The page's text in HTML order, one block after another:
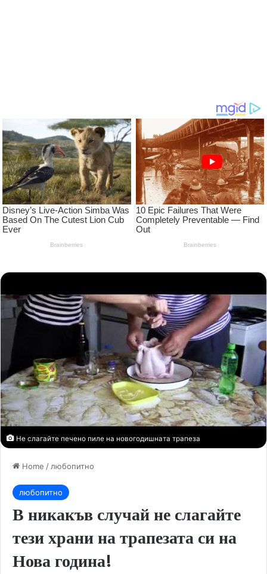
Не слагайте печено пиле на новогодишната трапеза
Home /любопитно
любопитно
В никакъв случай не слагайте
тези храни на трапезата си на
Нова година!